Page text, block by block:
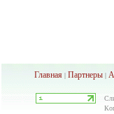
Главная| Партнеры|